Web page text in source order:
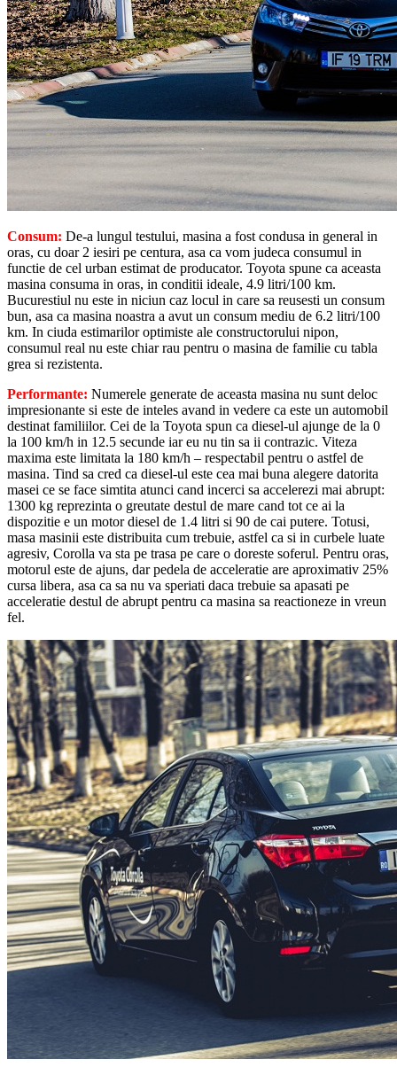
Consum: De-a lungul testului, masina a fost condusa in general in
oras, cu doar 2 iesiri pe centura, asa ca vom judeca consumul in
functie de cel urban estimat de producator. Toyota spune ca aceasta
masina consuma in oras, in conditii ideale, 4.9 litri/100 km.
Bucurestiul nu este in niciun caz locul in care sa reusesti un consum
bun, asa ca masina noastra a avut un consum mediu de 6.2 litri/100
km. In ciuda estimarilor optimiste ale constructorului nipon,
consumul real nu este chiar rau pentru o masina de familie cu tabla
grea si rezistenta.
Performante: Numerele generate de aceasta masina nu sunt deloc
impresionante si este de inteles avand in vedere ca este un automobil
destinat familiilor. Cei de la Toyota spun ca diesel-ul ajunge de la 0
la 100 km/h in 12.5 secunde iar eu nu tin sa ii contrazic. Viteza
maxima este limitata la 180 km/h – respectabil pentru o astfel de
masina. Tind sa cred ca diesel-ul este cea mai buna alegere datorita
masei ce se face simtita atunci cand incerci sa accelerezi mai abrupt:
1300 kg reprezinta o greutate destul de mare cand tot ce ai la
dispozitie e un motor diesel de 1.4 litri si 90 de cai putere. Totusi,
masa masinii este distribuita cum trebuie, astfel ca si in curbele luate
agresiv, Corolla va sta pe trasa pe care o doreste soferul. Pentru oras,
motorul este de ajuns, dar pedela de acceleratie are aproximativ 25%
cursa libera, asa ca sa nu va speriati daca trebuie sa apasati pe
acceleratie destul de abrupt pentru ca masina sa reactioneze in vreun
fel.